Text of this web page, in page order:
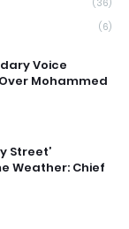
(36)
(6)
Voice
Mohammed
Street’
Weather: Chief